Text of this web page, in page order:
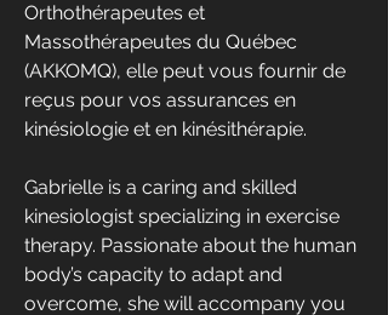
Orthothérapeutes et
Massothérapeutes du Québec
(AKKOMQ), elle peut vous fournir de
reçus pour vos assurances en
kinésiologie et en kinésithérapie.
Gabrielle is a caring and skilled
kinesiologist specializing in exercise
therapy. Passionate about the human
body’s capacity to adapt and
overcome, she will accompany you